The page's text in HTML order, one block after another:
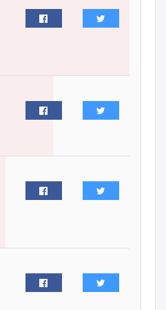
онд эхлүүлнэ
6 блок орон сууцны
бүх насаар нь хорих ял
оногдуулах хуулийн
банкны салбараас үнэ
төлбөргүй авах боломжтой